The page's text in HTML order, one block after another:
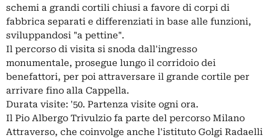
schemi a grandi cortili chiusi a favore di corpi di
fabbrica separati e differenziati in base alle funzioni,
sviluppandosi "a pettine".
Il percorso di visita si snoda dall'ingresso
monumentale, prosegue lungo il corridoio dei
benefattori, per poi attraversare il grande cortile per
arrivare fino alla Cappella.
Durata visite: '50. Partenza visite ogni ora.
Il Pio Albergo Trivulzio fa parte del percorso Milano
Attraverso, che coinvolge anche l'istituto Golgi Radaelli